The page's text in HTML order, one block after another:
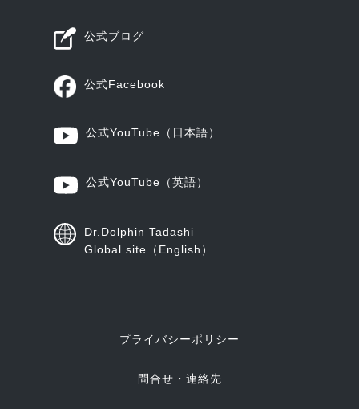
公式ブログ
公式Facebook
公式YouTube （日本語）
公式YouTube （英語）
Dr.Dolphin Tadashi
Global site（English）
プライバシーポリシー
問合せ・連絡先